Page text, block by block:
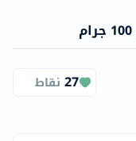
27 نقاط